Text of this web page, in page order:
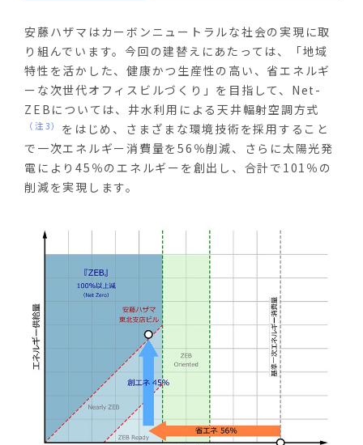
安藤ハザマはカーボンニュートラルな社会の実現に取
り組んでいます。今回の建替えにあたっては、「地域
特性を活かした、健康かつ生産性の高い、省エネルギ
ーな次世代オフィスビルづくり」を目指して、 Net-
ZEB については、井水利用による天井輻射空調方式
（注3） をはじめ、さまざまな環境技術を採用すること
で一次エネルギー消費量を56 ％削減、さらに太陽光発
電により 45 ％のエネルギーを創出し、合計で 101 ％の
削減を実現します。